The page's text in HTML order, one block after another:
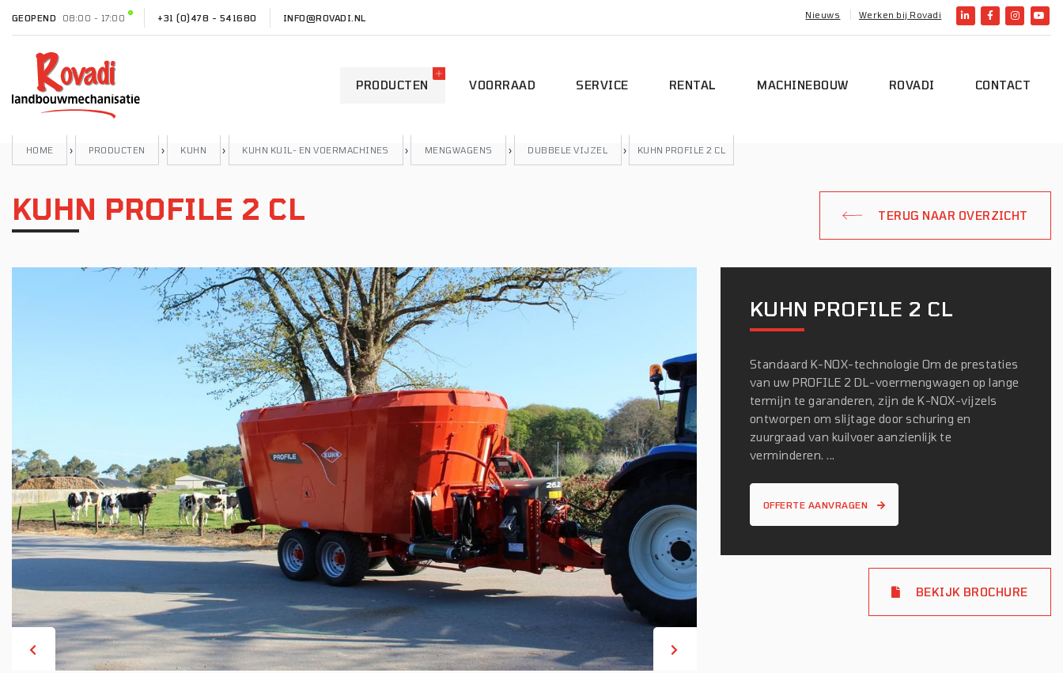
GEOPEND 08:00 - 17:00 +31 (0)478 - 541680 INFO@ROVADI.NL Nieuws Werken bij Rovadi
PRODUCTEN VOORRAAD SERVICE RENTAL MACHINEBOUW ROVADI CONTACT
HOME › PRODUCTEN › KUHN › KUHN KUIL- EN VOERMACHINES › MENGWAGENS › DUBBELE VIJZEL › KUHN PROFILE 2 CL
KUHN PROFILE 2 CL TERUG NAAR OVERZICHT
KUHN PROFILE 2 CL
Standaard K-NOX-technologie Om de prestaties
van uw PROFILE 2 DL-voermengwagen op lange
termijn te garanderen, zijn de K-NOX-vijzels
ontworpen om slijtage door schuring en
zuurgraad van kuilvoer aanzienlijk te
verminderen. ...
OFFERTE AANVRAGEN
BEKIJK BROCHURE